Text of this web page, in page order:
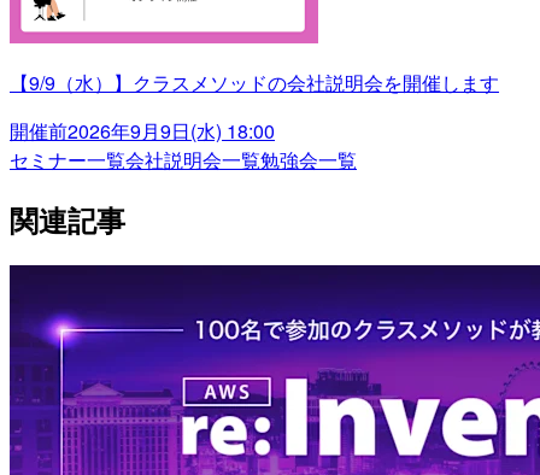
【9/9（水）】クラスメソッドの会社説明会を開催します
開催前2026年9月9日(水) 18:00
セミナー一覧会社説明会一覧勉強会一覧
関連記事